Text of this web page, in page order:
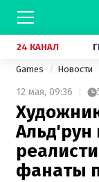
24 КАНАЛ
Games Новости
12 мая, 09:36
Альд'рун
фанаты